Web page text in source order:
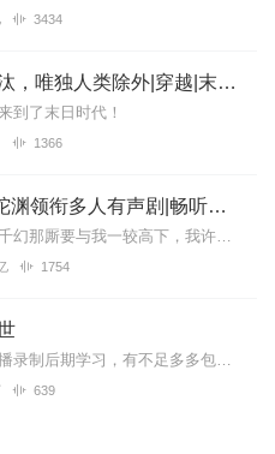
3434
末世鼠辈|优胜劣汰，唯独人类除外|穿越|末日|丧尸
到了末日时代！
1366
大奉打更人丨头陀渊领衔多人有声剧|畅听全集|王鹤棣、田曦薇主演影视剧原著|卖报小郎君
【冒泡有奖】听说杨千幻那厮要与我一较高下，我许七安要开始装叉了！快进入声音播放页戳下方输入框，冒个泡偷偷告诉我，我要用哪些诗词才能胜过他？说得好的，有赏！202...
1754
科幻末世危机新人主播录制后期学习，有不足多多包容支持，音频仅供交流学习使用。【内容简介】末日、丧尸、个人、群体……我也看过一些末日题材的小说，咋说呢，总是觉得不...
639